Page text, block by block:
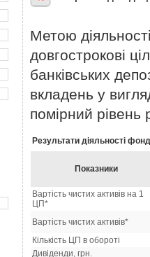
Метою
довгострокові
банківських
вкладень у
помірний рівень
Результати діяльності
Показники
Вартість чистих активів на 1
ЦП*
Вартість чистих активів*
Кількість ЦП в обороті
Дивіденди, грн.